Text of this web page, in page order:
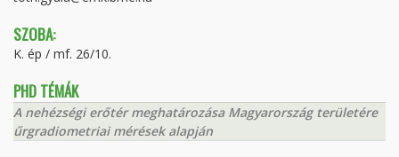
SZOBA:
K. ép / mf. 26/10.
PHD TÉMÁK
A nehézségi erőtér meghatározása Magyarország területére
űrgradiometriai mérések alapján